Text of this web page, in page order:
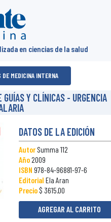
en ciencias de la salud
MEDICINA INTERNA
GUÍAS Y CLÍNICAS - URGENCIA
DATOS DE LA EDICIÓN
AutorSumma 112
Año2009
ISBN 978-84-96881-97-6
Editorial Ela Aran
Precio$ 3615.00
AGREGAR AL CARRITO